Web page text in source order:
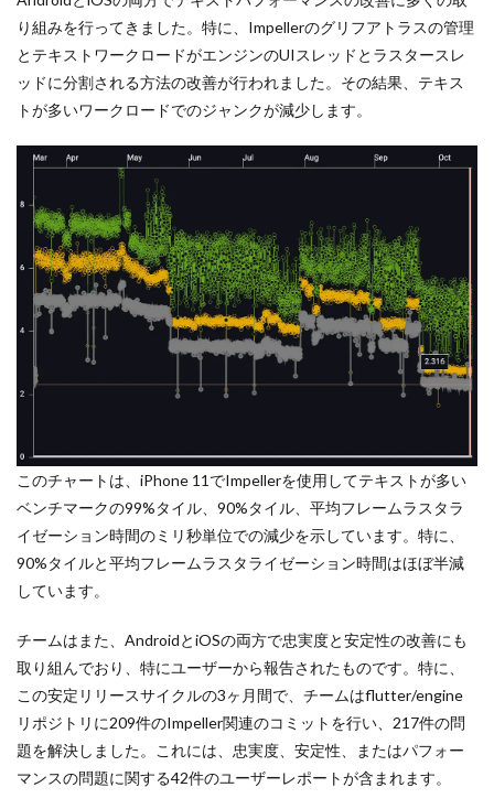
り組みを行ってきました。特に、Impellerのグリフアトラスの管理
とテキストワークロードがエンジンのUIスレッドとラスタースレ
ッドに分割される方法の改善が行われました。その結果、テキス
トが多いワークロードでのジャンクが減少します。
このチャートは、iPhone 11でImpellerを使用してテキストが多い
ベンチマークの99%タイル、90%タイル、平均フレームラスタラ
イゼーション時間のミリ秒単位での減少を示しています。特に、
90%タイルと平均フレームラスタライゼーション時間はほぼ半減
しています。
チームはまた、AndroidとiOSの両方で忠実度と安定性の改善にも
取り組んでおり、特にユーザーから報告されたものです。特に、
この安定リリースサイクルの3ヶ月間で、チームはflutter/engine
リポジトリに209件のImpeller関連のコミットを行い、217件の問
題を解決しました。これには、忠実度、安定性、またはパフォー
マンスの問題に関する42件のユーザーレポートが含まれます。